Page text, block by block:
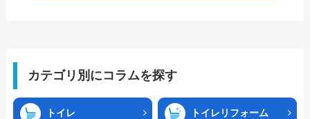
カテゴリ別にコラムを探す
トイレ トイレリフォーム